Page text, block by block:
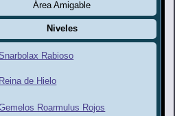
Área Amigable
Niveles
Rabioso
Reina de Hielo
Roarmulus Rojos